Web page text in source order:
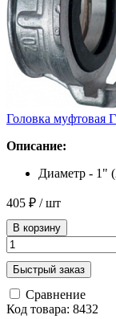
Головка муфтовая
Описание:
Диаметр - 1"
405 ₽ / шт
В корзину
Быстрый заказ
Сравнение
Код товара: 8432